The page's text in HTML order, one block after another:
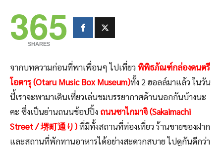
365
SHARES
จากบทความก่อนที่พาเพื่อนๆ ไปเที่ยวพิพิธภัณฑ์กล่องดนตรี
โอตารุ (Otaru Music Box Museum)ทั้ง 2 ฮอลล์มาแล้ว ในวัน
นี้เราจะพามาเดินเที่ยวเล่นชมบรรยากาศด้านนอกกันบ้างนะ
คะ ซึ่งเป็นย่านถนนช้อปปิ้ง ถนนซาไกมาจิ (Sakaimachi
Street / 堺町通り)ที่มีทั้งสถานที่ท่องเที่ยว ร้านขายของฝาก
และสถานที่พักทานอาหารได้อย่างสะดวกสบาย ไปดูกันดีกว่า